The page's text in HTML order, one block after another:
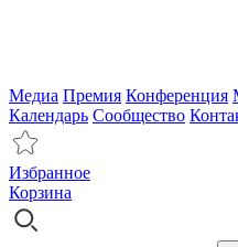
Медиа Премия Конференция
Календарь Сообщество
Избранное
Корзина